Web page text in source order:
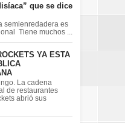
que se dice
semienredadera es
Tiene muchos ...
YA ESTA
La cadena
de restaurantes
abrió sus